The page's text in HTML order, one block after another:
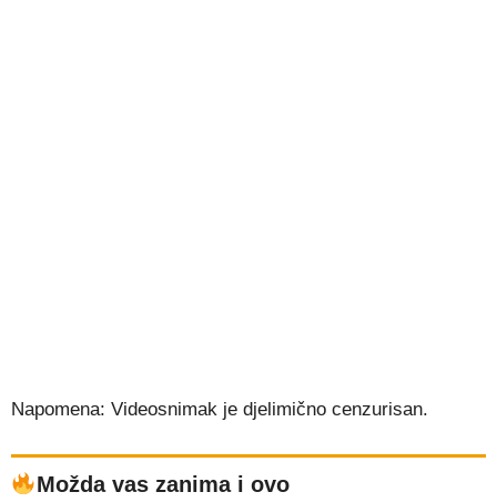
Napomena: Videosnimak je djelimično cenzurisan.
Možda vas zanima i ovo